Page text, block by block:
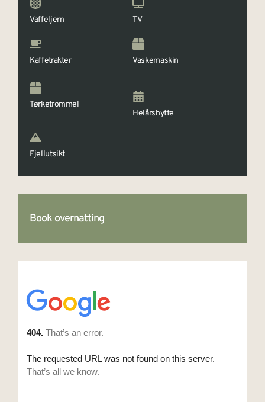
Vaffeljern TV
Kaffetrakter Vaskemaskin
Tørketrommel
Helårshytte
Fjellutsikt
Book overnatting